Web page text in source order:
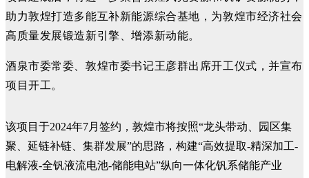
助力敦煌打造多能互补新能源综合基地，为敦煌市经济社会
高质量发展锻造新引擎、增添新动能。
酒泉市委常委、敦煌市委书记王彦群出席开工仪式，并宣布
项目开工。
该项目于2024年7月签约，敦煌市将按照“龙头带动、园区集
聚、延链补链、集群发展”的思路，构建“高效提取-精深加工-
电解液-全钒液流电池-储能电站”纵向一体化钒系储能产业